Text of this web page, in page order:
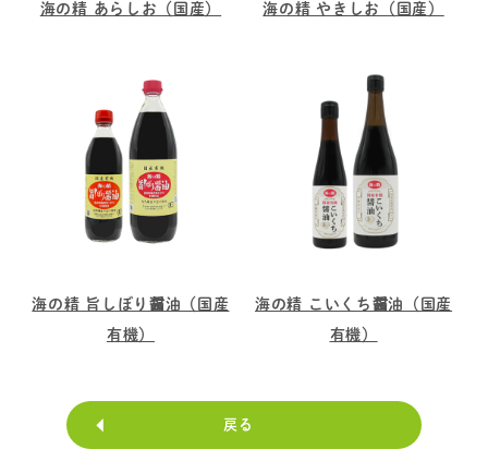
海の精 あらしお（国産） 海の精 やきしお（国産）
海の精 旨しぼり醤油（国産
有機）
海の精 こいくち醤油（国産
有機）
戻る